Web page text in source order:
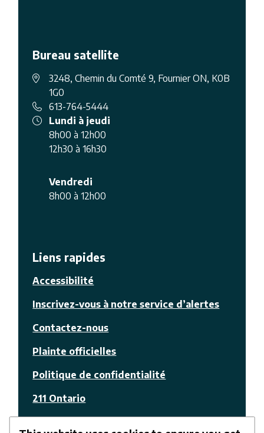
Bureau satellite
3248, Chemin du Comté 9, Fournier ON, K0B
1G0
613-764-5444
Lundi à jeudi
8h00 à 12h00
12h30 à 16h30
Vendredi
8h00 à 12h00
Liens rapides
Accessibilité
Inscrivez-vous à notre service d’alertes
Contactez-nous
Plainte officielles
Politique de confidentialité
211 Ontario